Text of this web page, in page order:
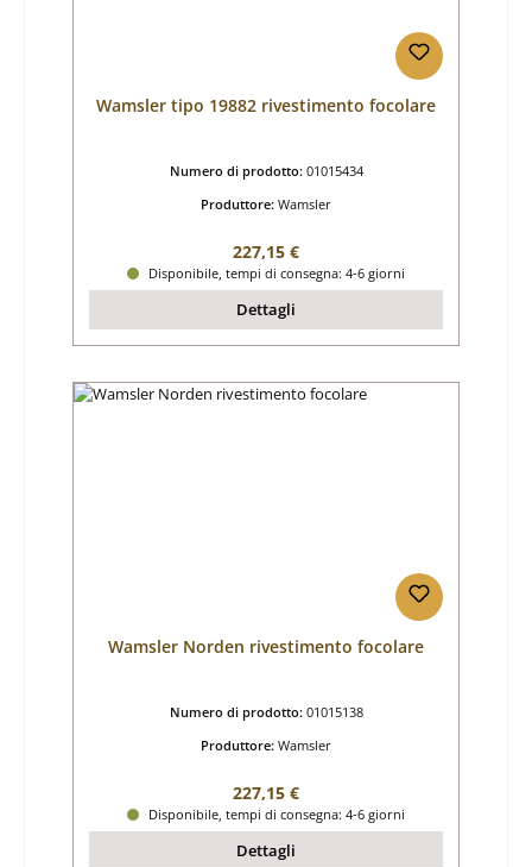
Wamsler tipo 19882 rivestimento focolare
Numero di prodotto: 01015434
Produttore: Wamsler
Prezzo normale:
227,15 €
Disponibile, tempi di consegna: 4-6 giorni
Dettagli
Wamsler Norden rivestimento focolare
Numero di prodotto: 01015138
Produttore: Wamsler
Prezzo normale:
227,15 €
Disponibile, tempi di consegna: 4-6 giorni
Dettagli